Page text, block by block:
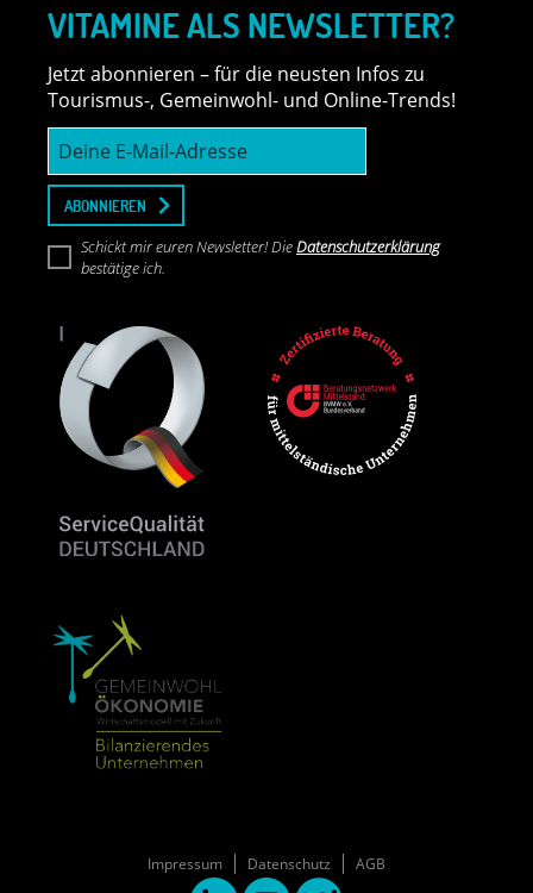
VITAMINE ALS NEWSLETTER?
Jetzt abonnieren – für die neusten Infos zu
Tourismus-, Gemeinwohl- und Online-Trends!
E-
Mail-
Adresse
ABONNIEREN
Schickt mir euren Newsletter! DieDatenschutzerklärung
bestätige ich.
Impressum Datenschutz AGB